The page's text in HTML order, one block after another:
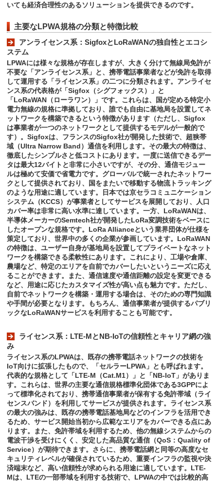
いても経済合理性のあるソリューションを提供できるのです。
主要なLPWA規格の分類と特徴比較
アンライセンス系：SigfoxとLoRaWANの独自性とエコシ
ステム
LPWAには様々な規格が存在しますが、大きく分けて無線局免許が
不要な「アンライセンス系」と、携帯電話事業者などが免許を取得
して運用する「ライセンス系」の二つに分類されます。アンライセ
ンス系の代表格が「Sigfox（シグフォックス）」と
「LoRaWAN（ローラワン）」です。これらは、国が定める特定小
電力無線の規格に準拠しており、誰でも自由に基地局を設置してネ
ットワークを構築できるという特徴があります（ただし、Sigfox
は事業者が一つのネットワークとして提供するモデルが一般的で
す）。Sigfoxは、フランスのSigfox社が開発した技術で、超狭帯
域（Ultra Narrow Band）通信を利用します。その最大の特徴は、
徹底したシンプルさと低コストにあります。一度に送信できるデー
タは最大12バイトと非常に小さいですが、その分、通信モジュー
ルは極めて安価で省電力です。グローバルで統一されたネットワー
クとして提供されており、国をまたいで移動する物流トラッキング
のような用途に適しています。日本では京セラコミュニケーション
システム（KCCS）が事業者としてサービスを展開しており、人口
カバー率は非常に高い水準に達しています。一方、LoRaWANは、
半導体メーカーのSemtech社が開発したLoRa変調技術をベースに
したオープンな規格です。LoRa Allianceという業界団体が仕様を
策定しており、世界中の多くの企業が参画しています。LoRaWAN
の特徴は、ユーザー自身が基地局を設置してプライベートなネット
ワークを構築できる柔軟性にあります。これにより、工場や倉庫、
農場など、特定のエリアを自前でカバーしたいというニーズに応え
ることができます。また、通信速度や通信距離の設定を変更できる
など、用途に応じたカスタマイズ性が高い点も魅力です。ただし、
自前でネットワークを構築・運用する場合は、そのための専門知識
や手間が必要となります。もちろん、通信事業者が提供するパブリ
ックなLoRaWANサービスを利用することも可能です。
ライセンス系：LTE-MとNB-IoTの信頼性とキャリア網の強
み
ライセンス系のLPWAは、既存の携帯電話ネットワークの技術を
IoT向けに拡張したもので、「セルラーLPWA」とも呼ばれます。
代表的な規格として「LTE-M（Cat.M1）」と「NB-IoT」がありま
す。これらは、世界の主要な通信規格標準化団体である3GPPによ
って標準化されており、携帯通信事業者が保有する免許帯域（ライ
センスバンド）を利用してサービスが提供されます。ライセンス系
の最大の強みは、既存の携帯電話基地局などのインフラを活用でき
るため、サービス開始当初から広範なエリアをカバーできる点にあ
ります。また、免許帯域を利用するため、他の無線システムからの
電波干渉を受けにくく、安定した高品質な通信（QoS：Quality of
Service）が期待できます。さらに、携帯電話網と同等の高度なセ
キュリティレベルが確保されているため、重要インフラの監視や決
済端末など、高い信頼性が求められる用途に適しています。LTE-
Mは、LTEの一部帯域を利用する技術で、LPWAの中では比較的高